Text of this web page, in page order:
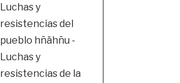
Luchas y
resistencias del
pueblo hñähñu -
Luchas y
resistencias de la